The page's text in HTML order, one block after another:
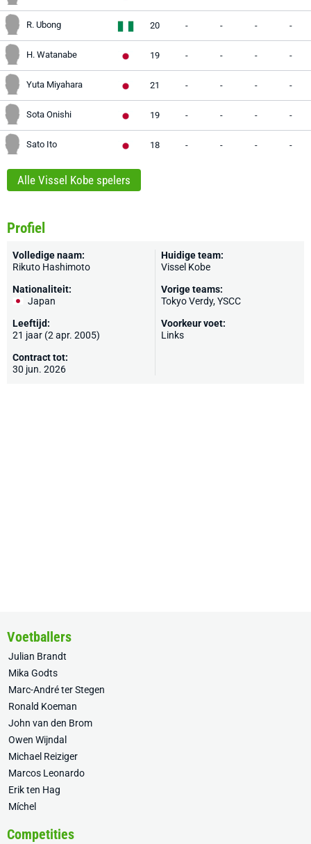
R. Ubong 20 - - - -
H. Watanabe 19 - - - -
Yuta Miyahara 21 - - - -
Sota Onishi 19 - - - -
Sato Ito 18 - - - -
Alle Vissel Kobe spelers
Profiel
Volledige naam:
Rikuto Hashimoto
Nationaliteit:
Japan
Leeftijd:
21 jaar (2 apr. 2005)
Contract tot:
30 jun. 2026
Huidige team:
Vissel Kobe
Vorige teams:
Tokyo Verdy, YSCC
Voorkeur voet:
Links
Voetballers
Julian Brandt
Mika Godts
Marc-André ter Stegen
Ronald Koeman
John van den Brom
Owen Wijndal
Michael Reiziger
Marcos Leonardo
Erik ten Hag
Míchel
Competities